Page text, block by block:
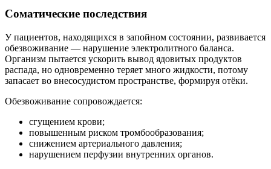
Соматические последствия
У пациентов, находящихся в запойном состоянии, развивается
обезвоживание — нарушение электролитного баланса.
Организм пытается ускорить вывод ядовитых продуктов
распада, но одновременно теряет много жидкости, потому
запасает во внесосудистом пространстве, формируя отёки.
Обезвоживание сопровождается:
сгущением крови;
повышенным риском тромбообразования;
снижением артериального давления;
нарушением перфузии внутренних органов.